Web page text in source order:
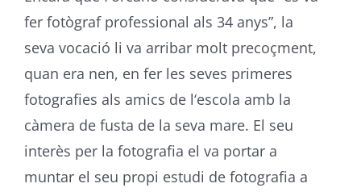
fer fotògraf professional als 34 anys”, la
seva vocació li va arribar molt precoçment,
quan era nen, en fer les seves primeres
fotografies als amics de l‘escola amb la
càmera de fusta de la seva mare. El seu
interès per la fotografia el va portar a
muntar el seu propi estudi de fotografia a